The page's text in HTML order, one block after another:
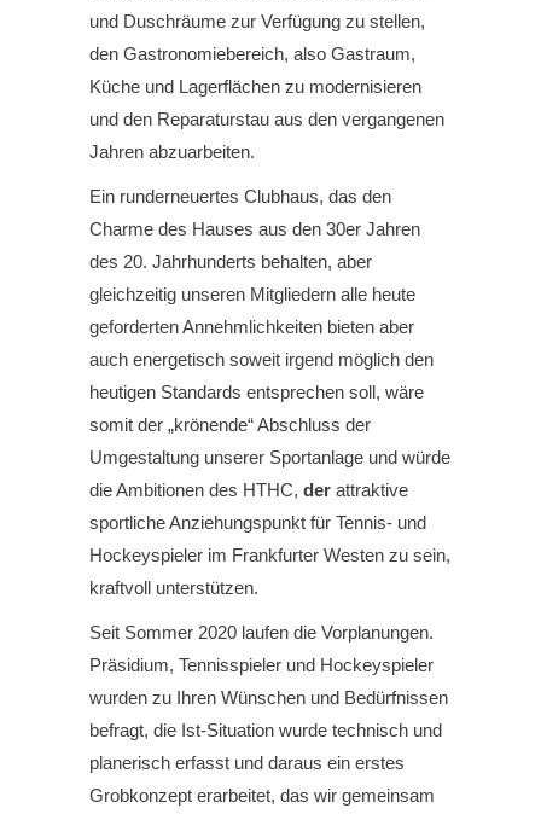
und Duschräume zur Verfügung zu stellen,
den Gastronomiebereich, also Gastraum,
Küche und Lagerflächen zu modernisieren
und den Reparaturstau aus den vergangenen
Jahren abzuarbeiten.
Ein runderneuertes Clubhaus, das den
Charme des Hauses aus den 30er Jahren
des 20. Jahrhunderts behalten, aber
gleichzeitig unseren Mitgliedern alle heute
geforderten Annehmlichkeiten bieten aber
auch energetisch soweit irgend möglich den
heutigen Standards entsprechen soll, wäre
somit der „krönende“ Abschluss der
Umgestaltung unserer Sportanlage und würde
die Ambitionen des HTHC, der attraktive
sportliche Anziehungspunkt für Tennis- und
Hockeyspieler im Frankfurter Westen zu sein,
kraftvoll unterstützen.
Seit Sommer 2020 laufen die Vorplanungen.
Präsidium, Tennisspieler und Hockeyspieler
wurden zu Ihren Wünschen und Bedürfnissen
befragt, die Ist-Situation wurde technisch und
planerisch erfasst und daraus ein erstes
Grobkonzept erarbeitet, das wir gemeinsam